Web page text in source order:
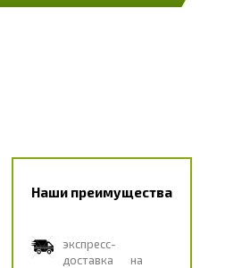
Наши преимущества
экспресс-
доставка на